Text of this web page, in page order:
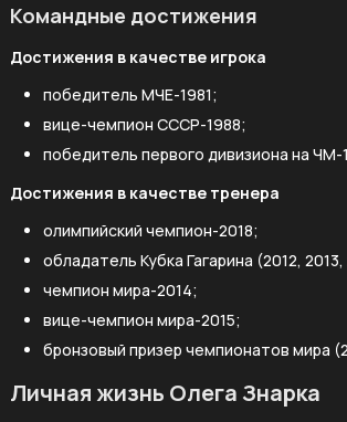
Командные достижения
Достижения в качестве игрока
победитель МЧЕ-1981;
вице-чемпион СССР-1988;
победитель первого дивизиона на ЧМ-
Достижения в качестве тренера
олимпийский чемпион-2018;
обладатель Кубка Гагарина (2012,
чемпион мира-2014;
вице-чемпион мира-2015;
бронзовый призер чемпионатов мира
Личная жизнь Олега Знарка